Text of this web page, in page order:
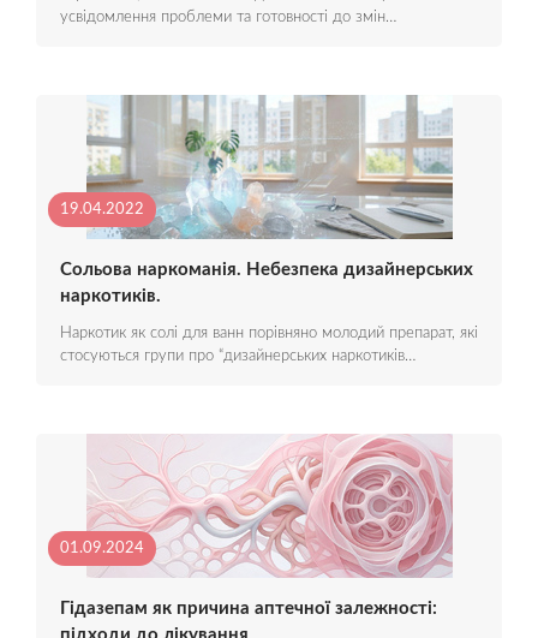
усвідомлення проблеми та готовності до змін…
19.04.2022
Сольова наркоманія. Небезпека дизайнерських
наркотиків.
Наркотик як солі для ванн порівняно молодий препарат, які
стосуються групи про “дизайнерських наркотиків…
01.09.2024
Гідазепам як причина аптечної залежності: